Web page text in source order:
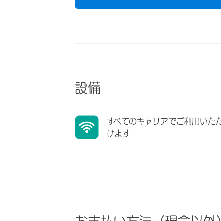
設備
すべてのキャリアでご利用いた
けます